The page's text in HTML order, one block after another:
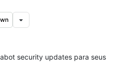
security updates para seus